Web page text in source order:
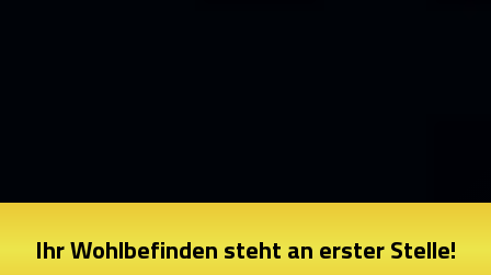
Ihr Wohlbefinden steht an erster Stelle!